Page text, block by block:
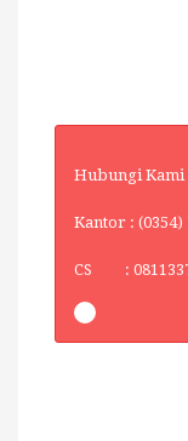
Hubungi Kami
Kantor : (0354)
CS :